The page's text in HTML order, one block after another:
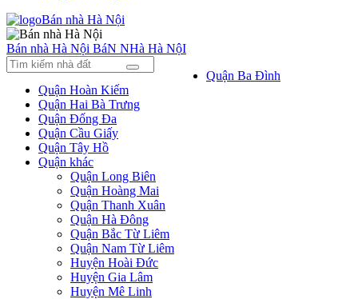
Bán nhà Hà Nội BáN NHà Hà NộI
Quận Ba Đình
Quận Hoàn Kiếm
Quận Hai Bà Trưng
Quận Đống Đa
Quận Cầu Giấy
Quận Tây Hồ
Quận khác
Quận Long Biên
Quận Hoàng Mai
Quận Thanh Xuân
Quận Hà Đông
Quận Bắc Từ Liêm
Quận Nam Từ Liêm
Huyện Hoài Đức
Huyện Gia Lâm
Huyện Mê Linh